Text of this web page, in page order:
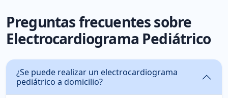
Preguntas frecuentes sobre
Electrocardiograma Pediátrico
¿Se puede realizar un electrocardiograma
pediátrico a domicilio?